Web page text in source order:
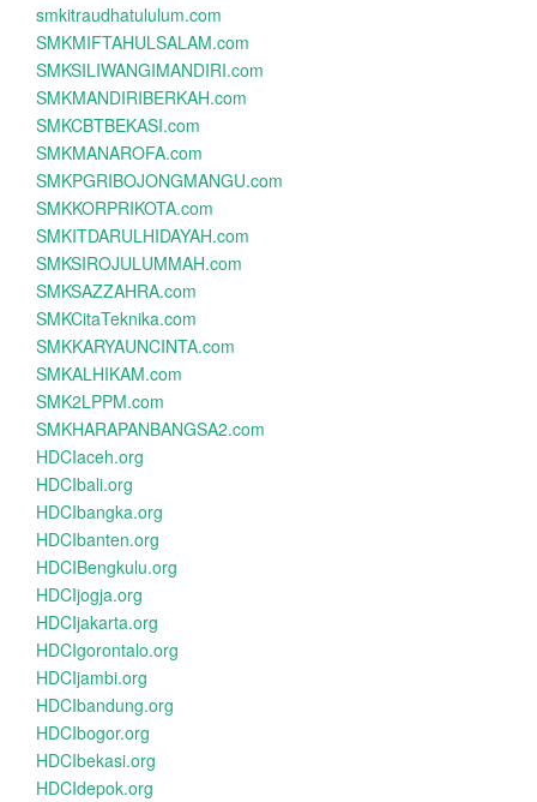
smkitraudhatululum.com
SMKMIFTAHULSALAM.com
SMKSILIWANGIMANDIRI.com
SMKMANDIRIBERKAH.com
SMKCBTBEKASI.com
SMKMANAROFA.com
SMKPGRIBOJONGMANGU.com
SMKKORPRIKOTA.com
SMKITDARULHIDAYAH.com
SMKSIROJULUMMAH.com
SMKSAZZAHRA.com
SMKCitaTeknika.com
SMKKARYAUNCINTA.com
SMKALHIKAM.com
SMK2LPPM.com
SMKHARAPANBANGSA2.com
HDCIaceh.org
HDCIbali.org
HDCIbangka.org
HDCIbanten.org
HDCIBengkulu.org
HDCIjogja.org
HDCIjakarta.org
HDCIgorontalo.org
HDCIjambi.org
HDCIbandung.org
HDCIbogor.org
HDCIbekasi.org
HDCIdepok.org